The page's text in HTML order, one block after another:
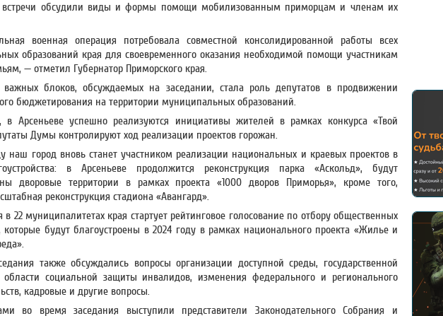
встречи обсудили виды и формы помощи мобилизованным приморцам и членам их
военная операция потребовала совместной консолидированной работы всех
образований края для своевременного оказания необходимой помощи участникам
— отметил Губернатор Приморского края.
блоков, обсуждаемых на заседании, стала роль депутатов в продвижении
бюджетирования на территории муниципальных образований.
в Арсеньеве успешно реализуются инициативы жителей в рамках конкурса «Твой
Думы контролируют ход реализации проектов горожан.
наш город вновь станет участником реализации национальных и краевых проектов в
в Арсеньеве продолжится реконструкция парка «Аскольд», будут
дворовые территории в рамках проекта «1000 дворов Приморья», кроме того,
реконструкция стадиона «Авангард».
в 22 муниципалитетах края стартует рейтинговое голосование по отбору общественных
которые будут благоустроены в 2024 году в рамках национального проекта «Жилье и
также обсуждались вопросы организации доступной среды, государственной
социальной защиты инвалидов, изменения федерального и регионального
кадровые и другие вопросы.
во время заседания выступили представители Законодательного Собрания и